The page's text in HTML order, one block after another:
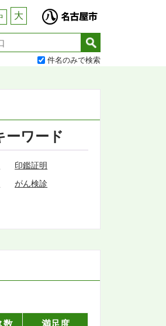
大
件名のみで検索
ーワード
印鑑証明
がん検診